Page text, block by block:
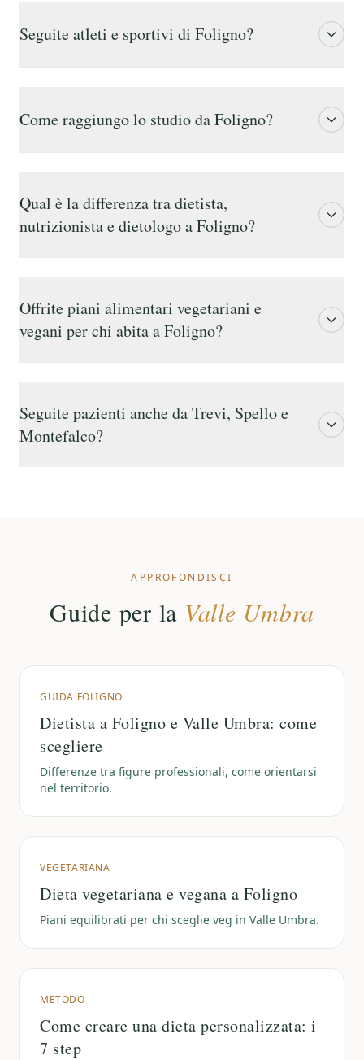
Seguite atleti e sportivi di Foligno?
Come raggiungo lo studio da Foligno?
Qual è la differenza tra dietista,
nutrizionista e dietologo a Foligno?
Offrite piani alimentari vegetariani e
vegani per chi abita a Foligno?
Seguite pazienti anche da Trevi, Spello e
Montefalco?
APPROFONDISCI
Guide per la Valle Umbra
GUIDA FOLIGNO
Dietista a Foligno e Valle Umbra: come
scegliere
Differenze tra figure professionali, come orientarsi
nel territorio.
VEGETARIANA
Dieta vegetariana e vegana a Foligno
Piani equilibrati per chi sceglie veg in Valle Umbra.
METODO
Come creare una dieta personalizzata: i
7 step